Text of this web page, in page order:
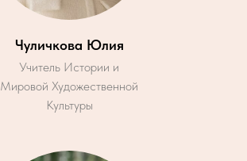
Чуличкова Юлия
Учитель Истории и
Мировой Художественной
Культуры